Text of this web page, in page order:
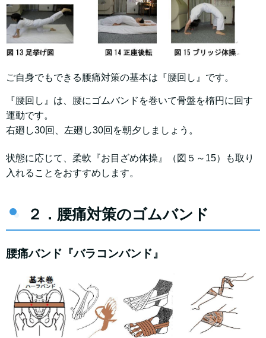
ご自身でもできる腰痛対策の基本は『腰回し』です。
『腰回し』は、腰にゴムバンドを巻いて骨盤を楕円に回す
運動です。
右廻し30回、左廻し30回を朝夕しましょう。
状態に応じて、柔軟『お目ざめ体操』（図５～15）も取り
入れることをおすすめします。
２．腰痛対策のゴムバンド
腰痛バンド『バラコンバンド』